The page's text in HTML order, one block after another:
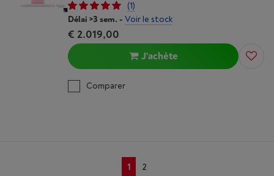
(1)
Délai >3 sem. - Voir le stock
€ 2.019,00
J'achète
Comparer
1 2